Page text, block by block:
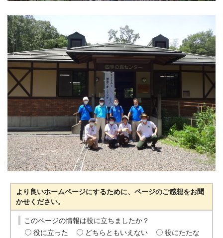
より良いホームページにするために、ページのご感想をお聞
かせください。
このページの情報は役に立ちましたか？
役に立った
どちらともいえない
役にたたな